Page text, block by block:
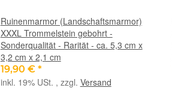
Ruinenmarmor (Landschaftsmarmor)
XXXL Trommelstein gebohrt -
Sonderqualität - Rarität - ca. 5,3 cm x
3,2 cm x 2,1 cm
19,90 € *
inkl. 19% USt. , zzgl. Versand